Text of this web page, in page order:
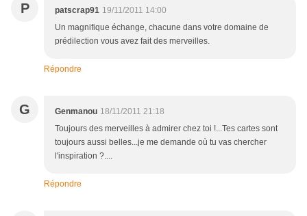
P patscrap91 19/11/2011 14:00
Un magnifique échange, chacune dans votre domaine de
prédilection vous avez fait des merveilles.
Répondre
G Genmanou 18/11/2011 21:18
Toujours des merveilles à admirer chez toi !...Tes cartes sont
toujours aussi belles...je me demande où tu vas chercher
l'inspiration ?....
Répondre